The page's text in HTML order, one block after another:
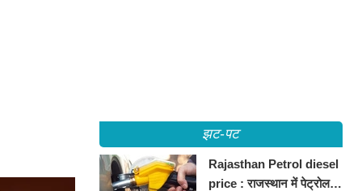
झट-पट
Rajasthan Petrol diesel
price : राजस्थान में पेट्रोल-